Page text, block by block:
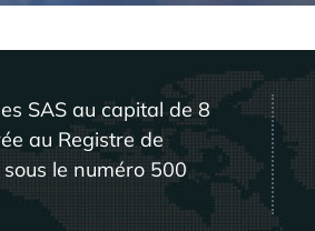
SAS au capital de 8
au Registre de
le numéro 500